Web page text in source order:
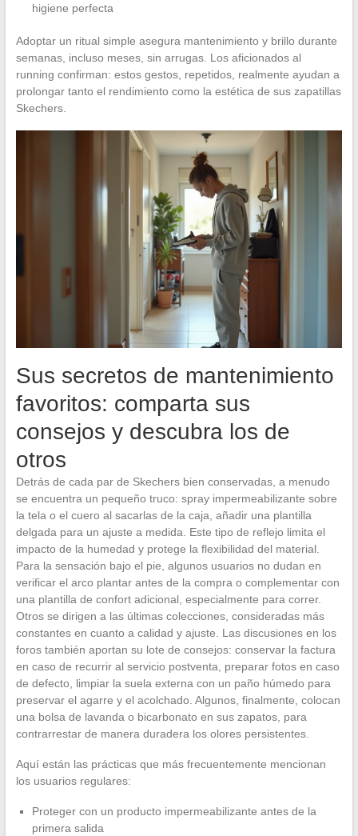
higiene perfecta
Adoptar un ritual simple asegura mantenimiento y brillo durante
semanas, incluso meses, sin arrugas. Los aficionados al
running confirman: estos gestos, repetidos, realmente ayudan a
prolongar tanto el rendimiento como la estética de sus zapatillas
Skechers.
Sus secretos de mantenimiento
favoritos: comparta sus
consejos y descubra los de
otros
Detrás de cada par de Skechers bien conservadas, a menudo
se encuentra un pequeño truco: spray impermeabilizante sobre
la tela o el cuero al sacarlas de la caja, añadir una plantilla
delgada para un ajuste a medida. Este tipo de reflejo limita el
impacto de la humedad y protege la flexibilidad del material.
Para la sensación bajo el pie, algunos usuarios no dudan en
verificar el arco plantar antes de la compra o complementar con
una plantilla de confort adicional, especialmente para correr.
Otros se dirigen a las últimas colecciones, consideradas más
constantes en cuanto a calidad y ajuste. Las discusiones en los
foros también aportan su lote de consejos: conservar la factura
en caso de recurrir al servicio postventa, preparar fotos en caso
de defecto, limpiar la suela externa con un paño húmedo para
preservar el agarre y el acolchado. Algunos, finalmente, colocan
una bolsa de lavanda o bicarbonato en sus zapatos, para
contrarrestar de manera duradera los olores persistentes.
Aquí están las prácticas que más frecuentemente mencionan
los usuarios regulares:
Proteger con un producto impermeabilizante antes de la
primera salida